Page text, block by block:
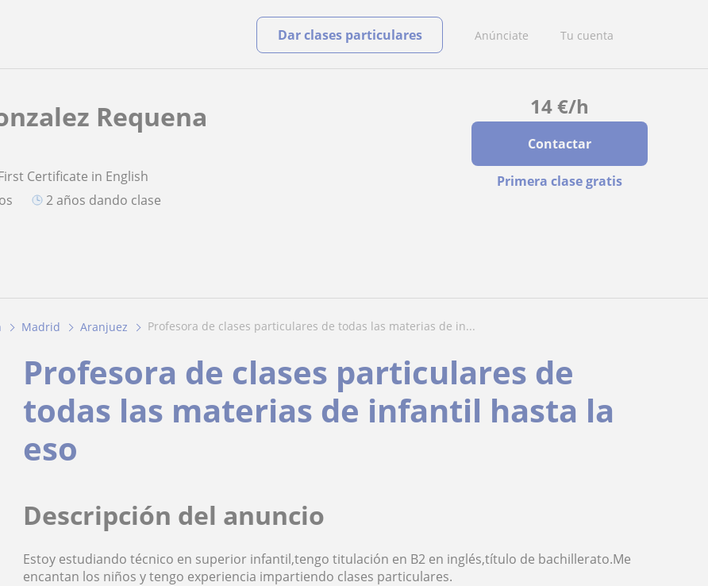
Anúnciate Tu cuenta
Dar clases particulares
14€/h
Contactar
Primera clase gratis
Requena
Certificate in English
2 años dando clase
Madrid Aranjuez profesora de clases particulares de todas las materias de in...
Profesora de clases particulares de
todas las materias de infantil hasta la
eso
Descripción del anuncio
Estoy estudiando técnico en superior infantil,tengo titulación en B2 en inglés,título de bachillerato.Me
encantan los niños y tengo experiencia impartiendo clases particulares.